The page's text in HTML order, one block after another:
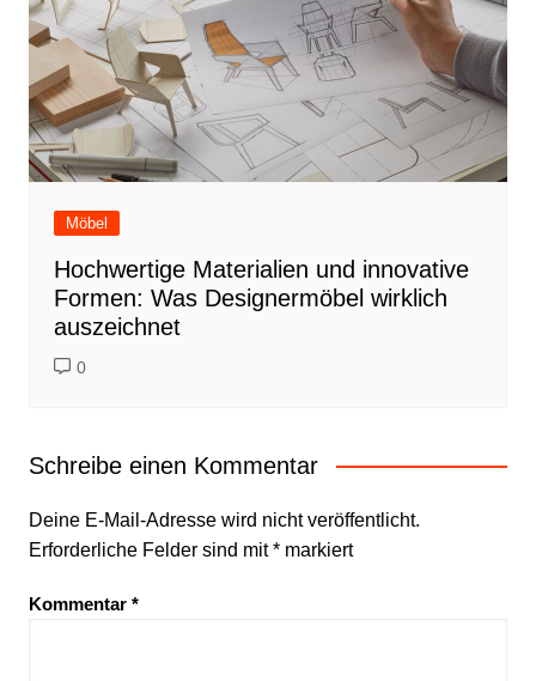
Möbel
Hochwertige Materialien und innovative
Formen: Was Designermöbel wirklich
auszeichnet
0
Schreibe einen Kommentar
Deine E-Mail-Adresse wird nicht veröffentlicht.
Erforderliche Felder sind mit*markiert
Kommentar *